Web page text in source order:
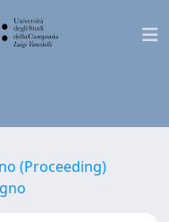
(Proceeding)